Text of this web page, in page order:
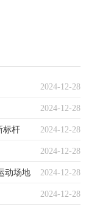
2024-12-28
2024-12-28
2024-12-28
标杆
2024-12-28
2024-12-28
动场地
2024-12-28